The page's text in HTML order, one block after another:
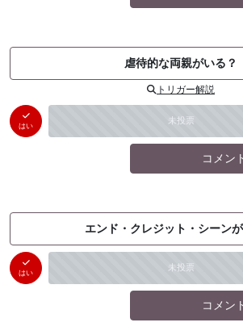
虐待的な両親がいる？
トリガー解説
はい 未投票
コメン
エンド・クレジット・シーン
はい 未投票
コメン